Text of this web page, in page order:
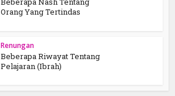
Orang Yang Tertindas
Renungan
Beberapa Riwayat Tentang
Pelajaran (Ibrah)